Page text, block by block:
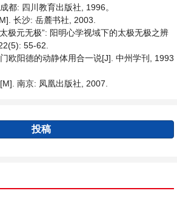
都: 四川教育出版社, 1996。
长沙: 岳麓书社, 2003.
极元无极”: 阳明心学视域下的太极无极之辨
55-62.
欧阳德的动静体用合一说[J]. 中州学刊, 1993
南京: 凤凰出版社, 2007.
投稿